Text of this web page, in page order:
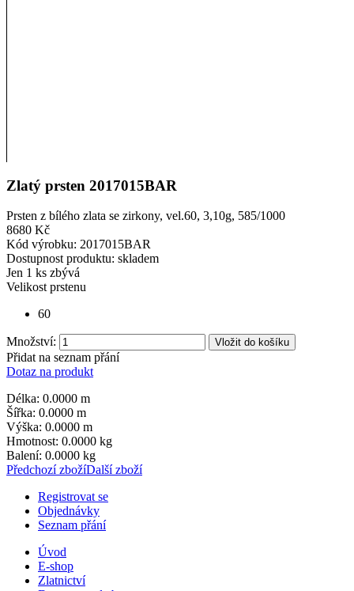
Zlatý prsten 2017015BAR
Prsten z bílého zlata se zirkony, vel.60, 3,10g, 585/1000
8680 Kč
Kód výrobku: 2017015BAR
Dostupnost produktu: skladem
Jen 1 ks zbývá
Velikost prstenu
60
Množství: Vložit do košíku
Přidat na seznam přání
Dotaz na produkt
Délka: 0.0000 m
Šířka: 0.0000 m
Výška: 0.0000 m
Hmotnost: 0.0000 kg
Balení: 0.0000 kg
Předchozí zbožíDalší zboží
Registrovat se
Objednávky
Seznam přání
Úvod
E-shop
Zlatnictví